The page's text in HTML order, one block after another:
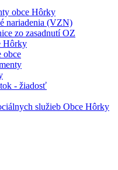
obce Hôrky
nariadenia (VZN)
zo zasadnutí OZ
Hôrky
obce
- žiadosť
služieb Obce Hôrky